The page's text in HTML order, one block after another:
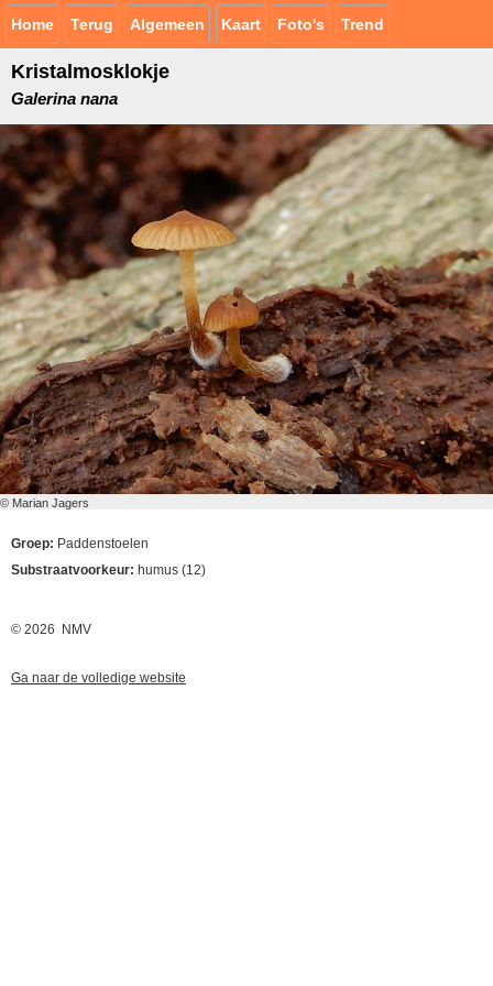
Home Terug Algemeen Kaart Foto's Trend
Kristalmosklokje
Galerina nana
© Marian Jagers
Groep: Paddenstoelen
Substraatvoorkeur: humus (12)
© 2026 NMV
Ga naar de volledige website